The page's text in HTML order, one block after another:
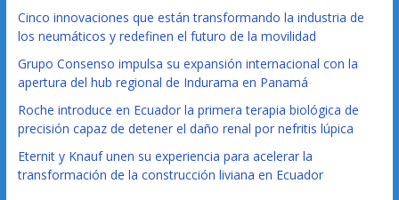
Cinco innovaciones que están transformando la industria de
los neumáticos y redefinen el futuro de la movilidad
Grupo Consenso impulsa su expansión internacional con la
apertura del hub regional de Indurama en Panamá
Roche introduce en Ecuador la primera terapia biológica de
precisión capaz de detener el daño renal por nefritis lúpica
Eternit y Knauf unen su experiencia para acelerar la
transformación de la construcción liviana en Ecuador